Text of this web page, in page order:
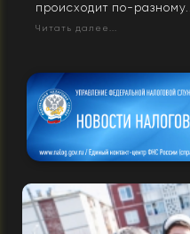
происходит по-
Читать далее...